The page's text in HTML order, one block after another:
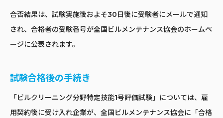
合否結果は、試験実施後およそ30日後に受験者にメールで通知
され、合格者の受験番号が全国ビルメンテナンス協会のホームペ
ージに公表されます。
試験合格後の手続き
「ビルクリーニング分野特定技能1号評価試験」については、雇
用契約後に受け入れ企業が、全国ビルメンテナンス協会に「合格